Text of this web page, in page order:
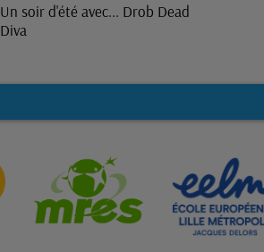
Un soir d'été avec... Ankaval